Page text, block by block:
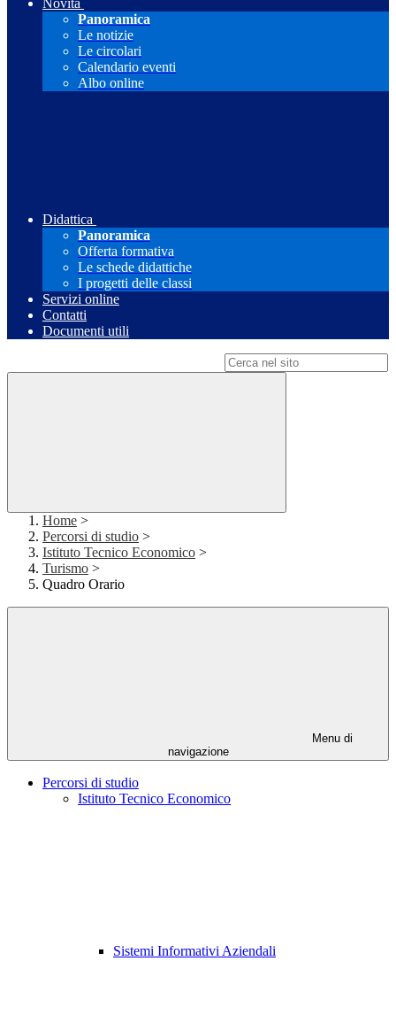
Novità
Panoramica
Le notizie
Le circolari
Calendario eventi
Albo online
Didattica
Panoramica
Offerta formativa
Le schede didattiche
I progetti delle classi
Servizi online
Contatti
Documenti utili
Home >
Percorsi di studio >
Istituto Tecnico Economico >
Turismo >
Quadro Orario
Menu di
navigazione
Percorsi di studio
Istituto Tecnico Economico
Sistemi Informativi Aziendali